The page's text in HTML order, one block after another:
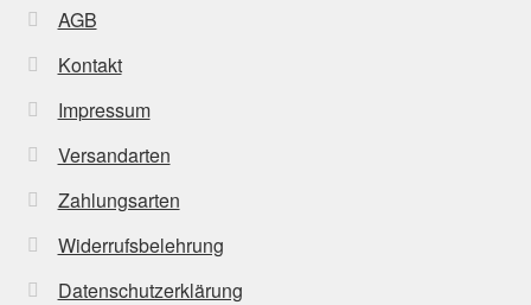
AGB
Kontakt
Impressum
Versandarten
Zahlungsarten
Widerrufsbelehrung
Datenschutzerklärung